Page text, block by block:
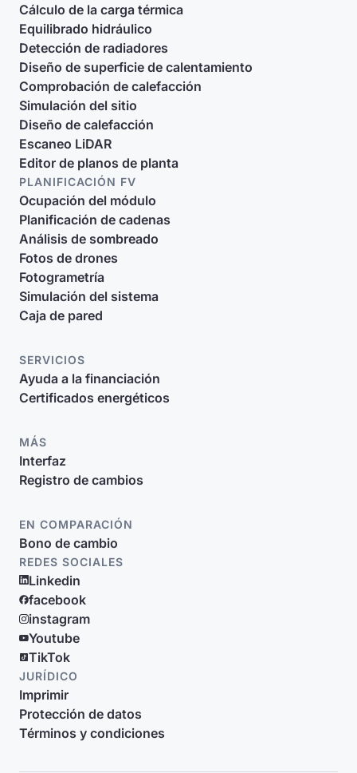
Cálculo de la carga térmica
Equilibrado hidráulico
Detección de radiadores
Diseño de superficie de calentamiento
Comprobación de calefacción
Simulación del sitio
Diseño de calefacción
Escaneo LiDAR
Editor de planos de planta
PLANIFICACIÓN FV
Ocupación del módulo
Planificación de cadenas
Análisis de sombreado
Fotos de drones
Fotogrametría
Simulación del sistema
Caja de pared
SERVICIOS
Ayuda a la financiación
Certificados energéticos
MÁS
Interfaz
Registro de cambios
EN COMPARACIÓN
Bono de cambio
REDES SOCIALES
Linkedin
facebook
instagram
Youtube
TikTok
JURÍDICO
Imprimir
Protección de datos
Términos y condiciones